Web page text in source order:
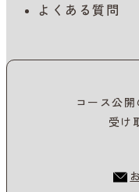
よくある質問
コース公
受け